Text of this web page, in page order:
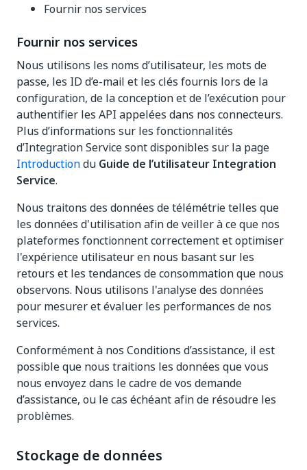
Fournir nos services
Fournir nos services
Nous utilisons les noms d’utilisateur, les mots de
passe, les ID d’e-mail et les clés fournis lors de la
configuration, de la conception et de l’exécution pour
authentifier les API appelées dans nos connecteurs.
Plus d’informations sur les fonctionnalités
d’Integration Service sont disponibles sur la page
Introductiondu Guide de l’utilisateur Integration
Service.
Nous traitons des données de télémétrie telles que
les données d'utilisation afin de veiller à ce que nos
plateformes fonctionnent correctement et optimiser
l'expérience utilisateur en nous basant sur les
retours et les tendances de consommation que nous
observons. Nous utilisons l'analyse des données
pour mesurer et évaluer les performances de nos
services.
Conformément à nos Conditions d’assistance, il est
possible que nous traitions les données que vous
nous envoyez dans le cadre de vos demande
d’assistance, ou le cas échéant afin de résoudre les
problèmes.
Stockage de données